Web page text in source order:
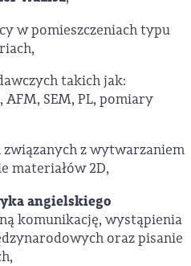
w pomieszczeniach typu
takich jak:
SEM, PL, pomiary
związanych z wytwarzaniem
materiałów 2D,
angielskiego
komunikację, wystąpienia
oraz pisanie